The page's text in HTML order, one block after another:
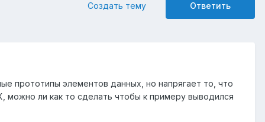
Ответить
Создать тему
прототипы элементов данных, но напрягает то, что
можно ли как то сделать чтобы к примеру выводился